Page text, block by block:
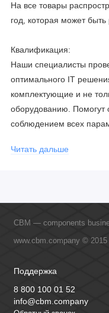
На все товары
год, которая может
Квалификация:
Наши специалисты
оптимального IT
комплектующие и не
оборудованию. Помогут
соблюдением всех
обучение сотрудников,
Читать дальше
CBM — components
www.cbm.company © 2015
Поддержка
8 800 100 01 52
info@cbm.company